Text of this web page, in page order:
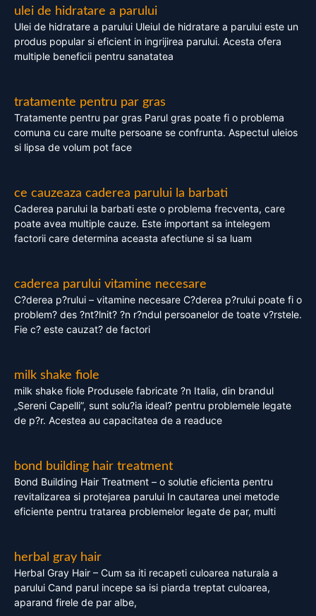
ulei de hidratare a parului
Ulei de hidratare a parului Uleiul de hidratare a parului este un
produs popular si eficient in ingrijirea parului. Acesta ofera
multiple beneficii pentru sanatatea
tratamente pentru par gras
Tratamente pentru par gras Parul gras poate fi o problema
comuna cu care multe persoane se confrunta. Aspectul uleios
si lipsa de volum pot face
ce cauzeaza caderea parului la barbati
Caderea parului la barbati este o problema frecventa, care
poate avea multiple cauze. Este important sa intelegem
factorii care determina aceasta afectiune si sa luam
caderea parului vitamine necesare
C?derea p?rului – vitamine necesare C?derea p?rului poate fi o
problem? des ?nt?lnit? ?n r?ndul persoanelor de toate v?rstele.
Fie c? este cauzat? de factori
milk shake fiole
milk shake fiole Produsele fabricate ?n Italia, din brandul
„Sereni Capelli”, sunt solu?ia ideal? pentru problemele legate
de p?r. Acestea au capacitatea de a readuce
bond building hair treatment
Bond Building Hair Treatment – o solutie eficienta pentru
revitalizarea si protejarea parului In cautarea unei metode
eficiente pentru tratarea problemelor legate de par, multi
herbal gray hair
Herbal Gray Hair – Cum sa iti recapeti culoarea naturala a
parului Cand parul incepe sa isi piarda treptat culoarea,
aparand firele de par albe,